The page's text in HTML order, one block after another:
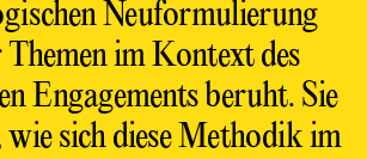
Neuformulierung
im Kontext des
Engagements beruht. Sie
wie sich diese Methodik im